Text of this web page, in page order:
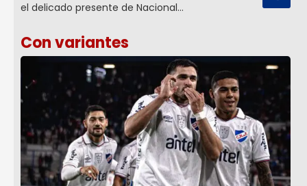
el delicado presente de Nacional…
Con variantes